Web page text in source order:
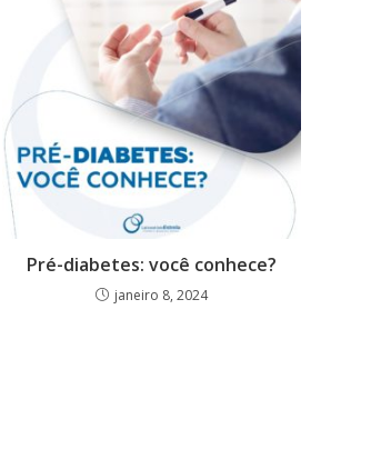
Pré-diabetes: você conhece?
janeiro 8, 2024